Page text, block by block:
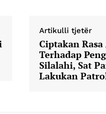
Artikulli tjetër
Ciptakan
Terhadap
Silalahi, Sat
Lakukan